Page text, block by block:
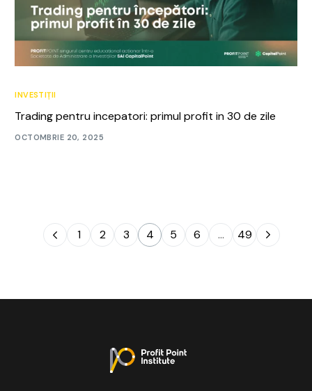
INVESTIȚII
Trading pentru incepatori: primul profit in 30 de zile
OCTOMBRIE 20, 2025
1 2 3 4 5 6 … 49